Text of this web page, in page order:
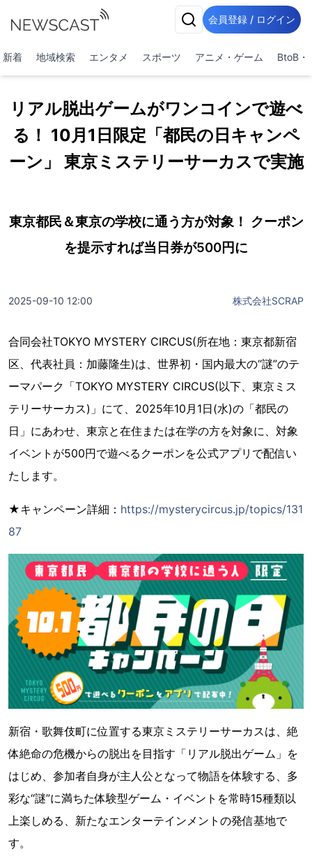
会員登録 / ログイン
新着 地域検索 エンタメ スポーツ アニメ・ゲーム BtoB・
リアル脱出ゲームがワンコインで遊べ
る！ 10月1日限定「都民の日キャンペ
ーン」 東京ミステリーサーカスで実施
東京都民＆東京の学校に通う方が対象！ クーポン
を提示すれば当日券が500円に
2025-09-10 12:00 株式会社SCRAP
合同会社TOKYO MYSTERY CIRCUS(所在地：東京都新宿
区、代表社員：加藤隆生)は、世界初・国内最大の“謎”のテ
ーマパーク「TOKYO MYSTERY CIRCUS(以下、東京ミス
テリーサーカス)」にて、2025年10月1日(水)の「都民の
日」にあわせ、東京と在住または在学の方を対象に、対象
イベントが500円で遊べるクーポンを公式アプリで配信い
たします。
★キャンペーン詳細： https://mysterycircus.jp/topics/131
87
新宿・歌舞伎町に位置する東京ミステリーサーカスは、絶
体絶命の危機からの脱出を目指す「リアル脱出ゲーム」を
はじめ、参加者自身が主人公となって物語を体験する、多
彩な“謎”に満ちた体験型ゲーム・イベントを常時15種類以
上楽しめる、新たなエンターテインメントの発信基地で
す。